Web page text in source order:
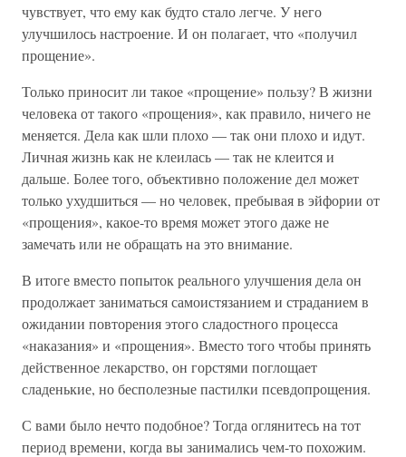
чувствует, что ему как будто стало легче. У него
улучшилось настроение. И он полагает, что «получил
прощение».
Только приносит ли такое «прощение» пользу? В жизни
человека от такого «прощения», как правило, ничего не
меняется. Дела как шли плохо — так они плохо и идут.
Личная жизнь как не клеилась — так не клеится и
дальше. Более того, объективно положение дел может
только ухудшиться — но человек, пребывая в эйфории от
«прощения», какое-то время может этого даже не
замечать или не обращать на это внимание.
В итоге вместо попыток реального улучшения дела он
продолжает заниматься самоистязанием и страданием в
ожидании повторения этого сладостного процесса
«наказания» и «прощения». Вместо того чтобы принять
действенное лекарство, он горстями поглощает
сладенькие, но бесполезные пастилки псевдопрощения.
С вами было нечто подобное? Тогда оглянитесь на тот
период времени, когда вы занимались чем-то похожим.